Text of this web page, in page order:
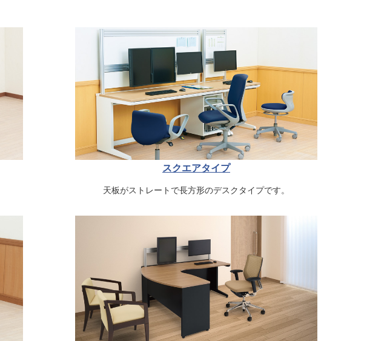
スクエアタイプ
天板がストレートで長方形のデスクタイプです。